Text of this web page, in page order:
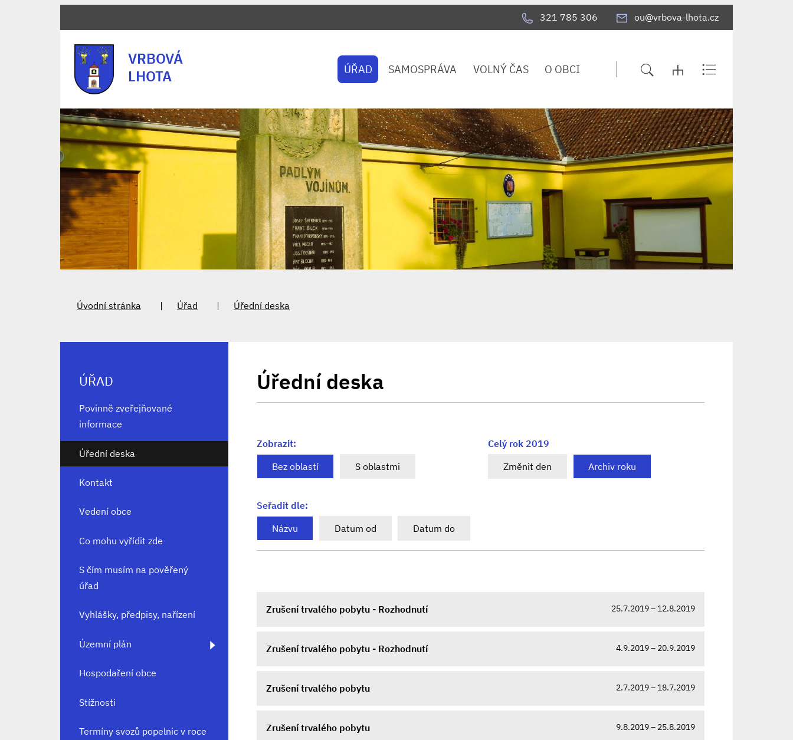
321 785 306 ou@vrbova-lhota.cz
VRBOVÁ
LHOTA
ÚŘAD SAMOSPRÁVA VOLNÝ ČAS O OBCI
Úvodní stránka Úřad Úřední deska
Úřední deska
Zobrazit:
Bez oblastí
S oblastmi
Celý rok 2019
Změnit den
Archiv roku
Seřadit dle:
Názvu
Datum od Datum do
Zrušení trvalého pobytu - Rozhodnutí 25.7.2019 – 12.8.2019
Zrušení trvalého pobytu - Rozhodnutí 4.9.2019 – 20.9.2019
Zrušení trvalého pobytu 2.7.2019 – 18.7.2019
Zrušení trvalého pobytu 9.8.2019 – 25.8.2019
ÚŘAD
Povinně zveřejňované
informace
Úřední deska
Kontakt
Vedení obce
Co mohu vyřídit zde
S čím musím na pověřený
úřad
Vyhlášky, předpisy, nařízení
Územní plán
Hospodaření obce
Stížnosti
Termíny svozů popelnic v roce